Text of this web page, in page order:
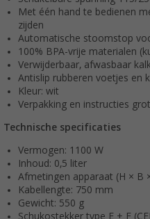
Met één hand te bedienen
zijden
Automatische stoomstop
100% BPA-vrije materialen
Verwijderbaar, afwasbaar
Antislip rubberen voetjes en
Kleur: wit
Verpakking en instructies
Technische specificaties
Vermogen: 1100 W
Inhoud: 0,5 liter
Afmetingen apparaat (H × B
Kabellengte: 750 mm
Gewicht: 550 g
Schukostekker type E + F